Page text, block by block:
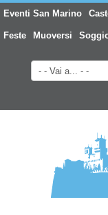
Eventi San Marino
Feste Muoversi